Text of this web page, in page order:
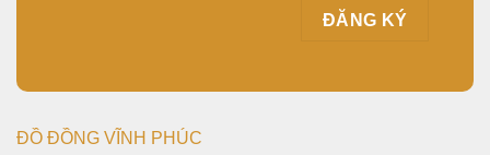
ĐỒ ĐỒNG VĨNH PHÚC